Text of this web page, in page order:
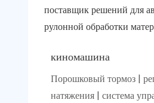
киномашина
Порошковый тормоз |
натяжения | система